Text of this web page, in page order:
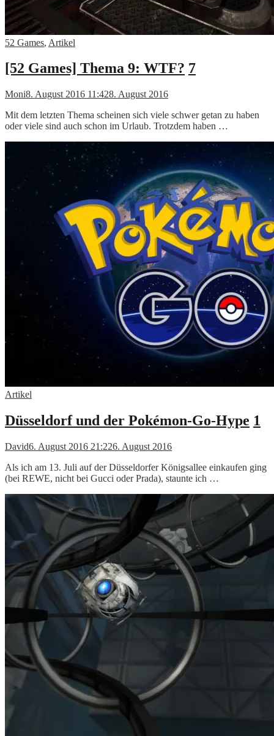
52 Games, Artikel
[52 Games] Thema 9: WTF? 7
Moni8. August 2016 11:428. August 2016
Mit dem letzten Thema scheinen sich viele schwer getan zu haben
oder viele sind auch schon im Urlaub. Trotzdem haben …
Artikel
Düsseldorf und der Pokémon-Go-Hype 1
David6. August 2016 21:226. August 2016
Als ich am 13. Juli auf der Düsseldorfer Königsallee einkaufen ging
(bei REWE, nicht bei Gucci oder Prada), staunte ich …